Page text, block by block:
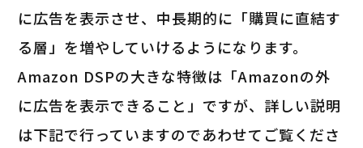
に広告を表示させ、中長期的に「購買に直結す
る層」を増やしていけるようになります。
Amazon DSPの大きな特徴は「Amazonの外
に広告を表示できること」ですが、詳しい説明
は下記で行っていますのであわせてご覧くださ